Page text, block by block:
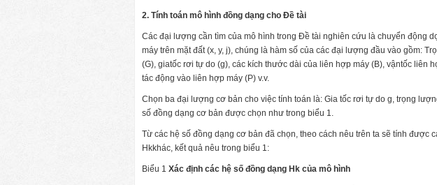
2. Tính toán mô hình đồng dạng cho Đề tài
Các đại lượng cần tìm của mô hình trong Đề tài nghiên cứu là chuyển động
máy trên mặt đất (x, y, j), chúng là hàm số của các đại lượng đầu vào gồm:
(G), giatốc rơi tự do (g), các kích thước dài của liên hợp máy (B), vậntốc liên
tác động vào liên hợp máy (P) v.v.
Chọn ba đại lượng cơ bản cho việc tính toán là: Gia tốc rơi tự do g, trọng
số đồng dạng cơ bản được chọn như trong biểu 1.
Từ các hệ số đồng dạng cơ bản đã chọn, theo cách nêu trên ta sẽ tính được
Hkkhác, kết quả nêu trong biểu 1:
Biểu 1 Xác định các hệ số đồng dạng Hk của mô hình